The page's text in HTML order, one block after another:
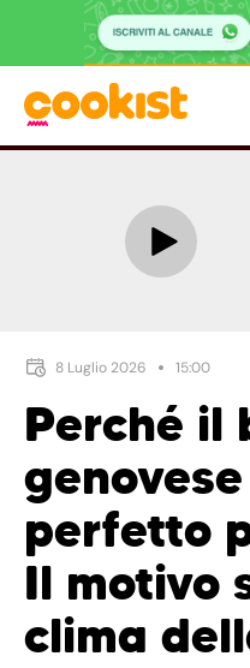
8 Luglio 2026 15:00
Perché il
perfetto
Il motivo
clima